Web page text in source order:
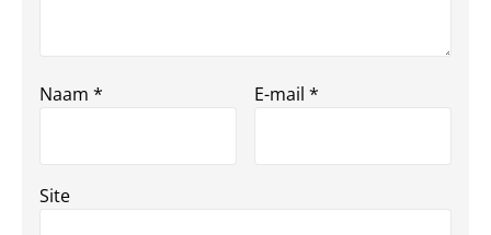
Naam * E-mail *
Site